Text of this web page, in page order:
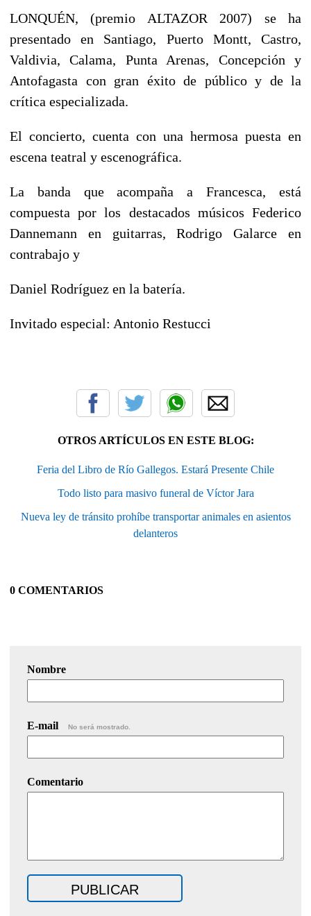
LONQUÉN, (premio ALTAZOR 2007) se ha
presentado en Santiago, Puerto Montt, Castro,
Valdivia, Calama, Punta Arenas, Concepción y
Antofagasta con gran éxito de público y de la
crítica especializada.
El concierto, cuenta con una hermosa puesta en
escena teatral y escenográfica.
La banda que acompaña a Francesca, está
compuesta por los destacados músicos Federico
Dannemann en guitarras, Rodrigo Galarce en
contrabajo y
Daniel Rodríguez en la batería.
Invitado especial: Antonio Restucci
OTROS ARTÍCULOS EN ESTE BLOG:
Feria del Libro de Río Gallegos. Estará Presente Chile
Todo listo para masivo funeral de Víctor Jara
Nueva ley de tránsito prohíbe transportar animales en asientos
delanteros
0 COMENTARIOS
Nombre
E-mail No será mostrado.
Comentario